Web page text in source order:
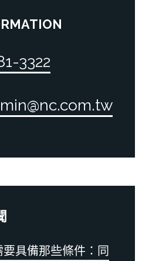
3322
具備那些條件：同